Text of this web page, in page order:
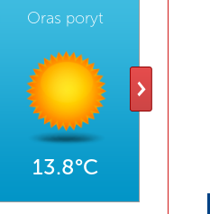
Oras poryt
13.8°C